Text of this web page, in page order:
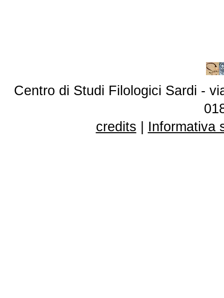
Centro di Studi Filologici Sardi -
credits
Informativa